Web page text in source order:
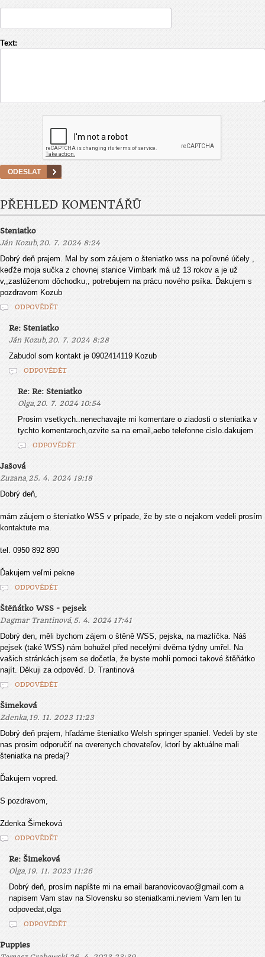
Text:
PŘEHLED KOMENTÁŘŮ
Steniatko
Ján Kozub, 20. 7. 2024 8:24
Dobrý deň prajem. Mal by som záujem o šteniatko wss na poľovné účely ,
keďže moja sučka z chovnej stanice Vimbark má už 13 rokov a je už
v,,zaslúženom dôchodku,, potrebujem na prácu nového psíka. Ďakujem s
pozdravom Kozub
ODPOVĚDĚT
Re: Steniatko
Ján Kozub, 20. 7. 2024 8:28
Zabudol som kontakt je 0902414119 Kozub
ODPOVĚDĚT
Re: Re: Steniatko
Olga, 20. 7. 2024 10:54
Prosim vsetkych..nenechavajte mi komentare o ziadosti o steniatka v
tychto komentaroch,ozvite sa na email,aebo telefonne cislo.dakujem
ODPOVĚDĚT
Jašová
Zuzana, 25. 4. 2024 19:18
Dobrý deň,
mám záujem o šteniatko WSS v prípade, že by ste o nejakom vedeli prosím
kontaktute ma.
tel. 0950 892 890
Ďakujem veľmi pekne
ODPOVĚDĚT
Štěňátko WSS - pejsek
Dagmar Trantinová, 5. 4. 2024 17:41
Dobrý den, měli bychom zájem o štěně WSS, pejska, na mazlíčka. Náš
pejsek (také WSS) nám bohužel před necelými dvěma týdny umřel. Na
vašich stránkách jsem se dočetla, že byste mohli pomoci takové štěňátko
najít. Děkuji za odpověď. D. Trantinová
ODPOVĚDĚT
Šimeková
Zdenka, 19. 11. 2023 11:23
Dobrý deň prajem, hľadáme šteniatko Welsh springer spaniel. Vedeli by ste
nas prosim odporučiť na overenych chovateľov, ktorí by aktuálne mali
šteniatka na predaj?
Ďakujem vopred.
S pozdravom,
Zdenka Šimeková
ODPOVĚDĚT
Re: Šimeková
Olga, 19. 11. 2023 11:26
Dobrý deň, prosím napíšte mi na email baranovicovao@gmail.com a
napisem Vam stav na Slovensku so steniatkami.neviem Vam len tu
odpovedat,olga
ODPOVĚDĚT
Puppies